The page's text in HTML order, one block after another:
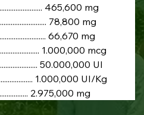
465,600 mg
78,800 mg
66,670 mg
1.000,000 mcg
50.000,000 UI
1.000,000 UI/Kg
2.975,000 mg